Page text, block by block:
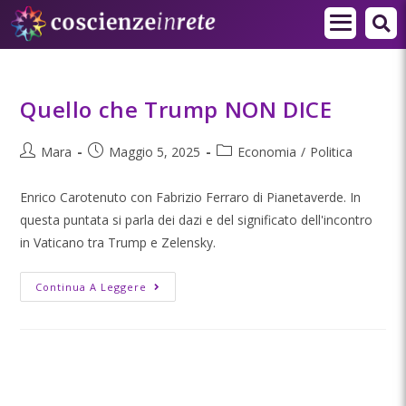
Quello che Trump NON DICE
Mara Maggio 5, 2025 Economia / Politica
Enrico Carotenuto con Fabrizio Ferraro di Pianetaverde. In
questa puntata si parla dei dazi e del significato dell'incontro
in Vaticano tra Trump e Zelensky.
Continua A Leggere